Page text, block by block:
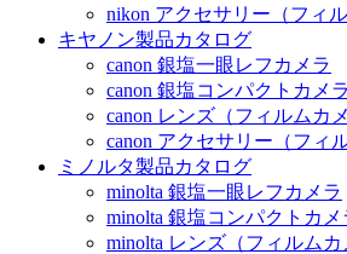
nikon アクセサリー（フィル
キヤノン製品カタログ
canon 銀塩一眼レフカメラ
canon 銀塩コンパクトカメラ
canon レンズ（フィルムカメ
canon アクセサリー（フィ
ミノルタ製品カタログ
minolta 銀塩一眼レフカメラ
minolta 銀塩コンパクトカメ
minolta レンズ（フィルムカ